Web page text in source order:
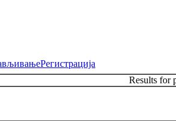
Регистрација
Results for